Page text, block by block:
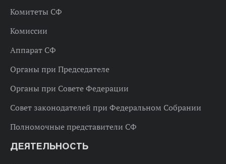
Комитеты СФ
Комиссии
Аппарат СФ
Органы при Председателе
Органы при Совете Федерации
Совет законодателей при Федеральном Собрании
Полномочные представители СФ
ДЕЯТЕЛЬНОСТЬ